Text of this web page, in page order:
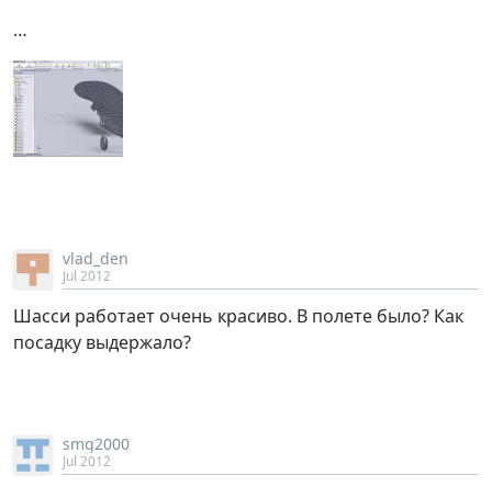
…
vlad_den
Jul 2012
Шасси работает очень красиво. В полете было? Как
посадку выдержало?
smg2000
Jul 2012